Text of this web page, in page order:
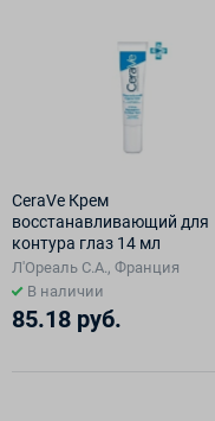
CeraVe Крем
восстанавливающий для
контура глаз 14 мл
Л'Ореаль С.А., Франция
В наличии
85.18 руб.